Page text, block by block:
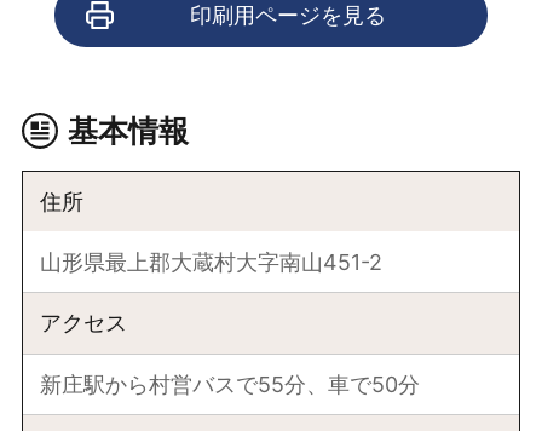
印刷用ページを見る
基本情報
住所
山形県最上郡大蔵村大字南山451-2
アクセス
新庄駅から村営バスで55分、車で50分